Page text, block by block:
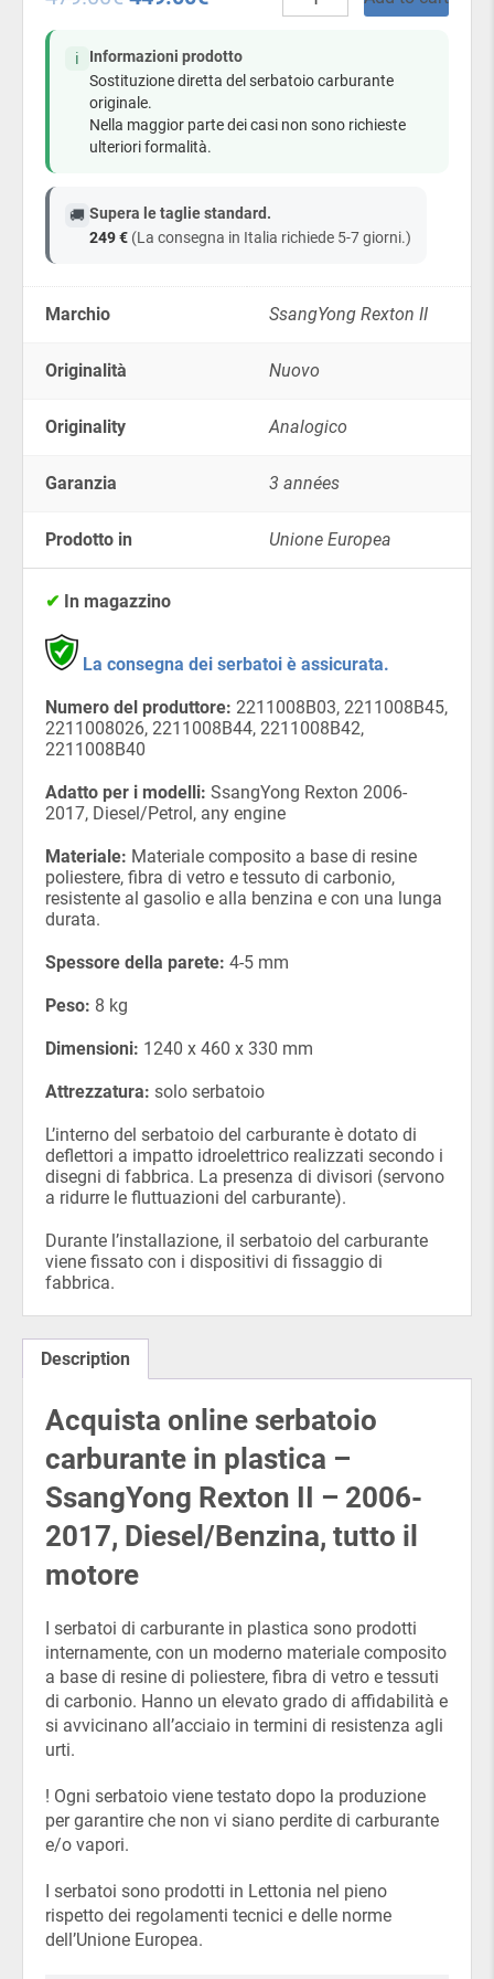
carburante
SsangYong
II
ℹ️
Informazioni prodotto
Sostituzione diretta del serbatoio carburante
originale.
Nella maggior parte dei casi non sono richieste
ulteriori formalità.
🚚 Supera le taglie standard.
249 € (La consegna in Italia richiede 5-7 giorni.)
Marchio SsangYong Rexton II
Originalità Nuovo
Originality Analogico
Garanzia 3 années
Prodotto in Unione Europea
✔ In magazzino
La consegna dei serbatoi è assicurata.
Numero del produttore: 2211008B03, 2211008В45,
2211008026, 2211008B44, 2211008B42,
2211008B40
Adatto per i modelli: SsangYong Rexton 2006-
2017, Diesel/Petrol, any engine
Materiale: Materiale composito a base di resine
poliestere, fibra di vetro e tessuto di carbonio,
resistente al gasolio e alla benzina e con una lunga
durata.
Spessore della parete: 4-5 mm
Peso: 8 kg
Dimensioni: 1240 x 460 x 330 mm
Attrezzatura: solo serbatoio
L’interno del serbatoio del carburante è dotato di
deflettori a impatto idroelettrico realizzati secondo i
disegni di fabbrica. La presenza di divisori (servono
a ridurre le fluttuazioni del carburante).
Durante l’installazione, il serbatoio del carburante
viene fissato con i dispositivi di fissaggio di
fabbrica.
Description
Acquista online serbatoio
carburante in plastica –
SsangYong Rexton II – 2006-
2017, Diesel/Benzina, tutto il
motore
I serbatoi di carburante in plastica sono prodotti
internamente, con un moderno materiale composito
a base di resine di poliestere, fibra di vetro e tessuti
di carbonio. Hanno un elevato grado di affidabilità e
si avvicinano all’acciaio in termini di resistenza agli
urti.
! Ogni serbatoio viene testato dopo la produzione
per garantire che non vi siano perdite di carburante
e/o vapori.
I serbatoi sono prodotti in Lettonia nel pieno
rispetto dei regolamenti tecnici e delle norme
dell’Unione Europea.